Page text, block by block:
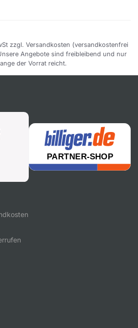
zzgl. Versandkosten (versandkostenfrei
Angebote sind freibleibend und nur
der Vorrat reicht.